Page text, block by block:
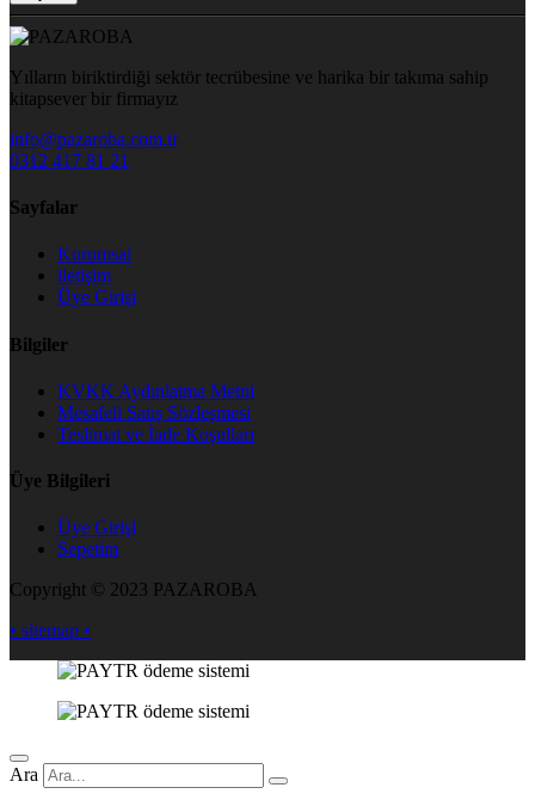
Yılların biriktirdiği sektör tecrübesine ve harika bir takıma sahip
kitapsever bir firmayız
info@pazaroba.com.tr
0312 417 81 21
Sayfalar
Kurumsal
iletişim
Üye Girişi
Bilgiler
KVKK Aydınlatma Metni
Mesafeli Satış Sözleşmesi
Teslimat ve İade Koşulları
Üye Bilgileri
Üye Girişi
Sepetim
Copyright © 2023 PAZAROBA
• sitemap •
Ara